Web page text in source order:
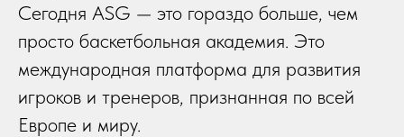
Сегодня ASG — это гораздо больше, чем
просто баскетбольная академия. Это
международная платформа для развития
игроков и тренеров, признанная по всей
Европе и миру.